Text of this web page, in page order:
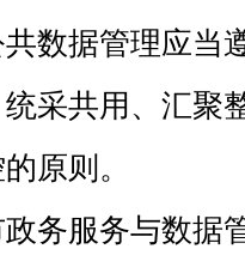
数据管理应当
采共用、汇聚
原则。
务服务与数据